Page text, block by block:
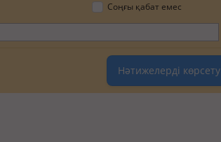
Соңғы қабат емес
Нәтижелерді көрсету